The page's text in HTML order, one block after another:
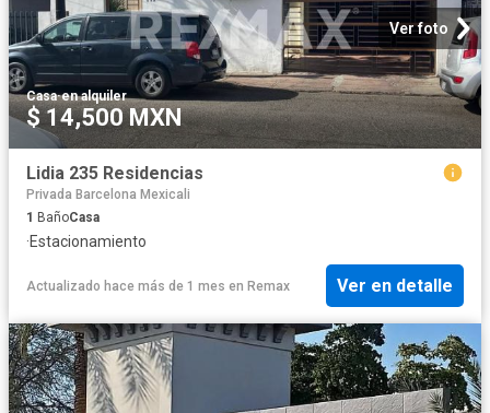
Ver foto
Casa·en alquiler
$ 14,500 MXN
Lidia 235 Residencias
Privada Barcelona Mexicali
1 BañoCasa
·Estacionamiento
Actualizado hace más de 1 mes en Remax Ver en detalle